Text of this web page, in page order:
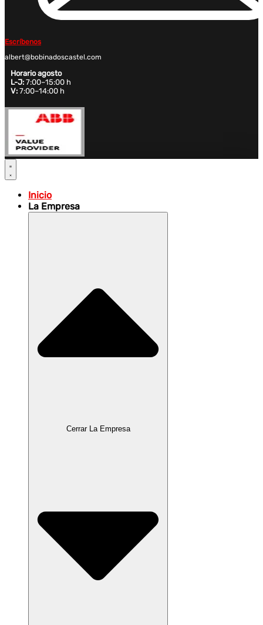
Escríbenos
albert@bobinadoscastel.com
Horario agosto
L-J: 7:00–15:00 h
V: 7:00–14:00 h
Inicio
La Empresa
Cerrar La Empresa